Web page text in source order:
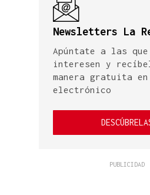
Newsletters La
Apúntate a las que
interesen y
manera gratuita
electrónico